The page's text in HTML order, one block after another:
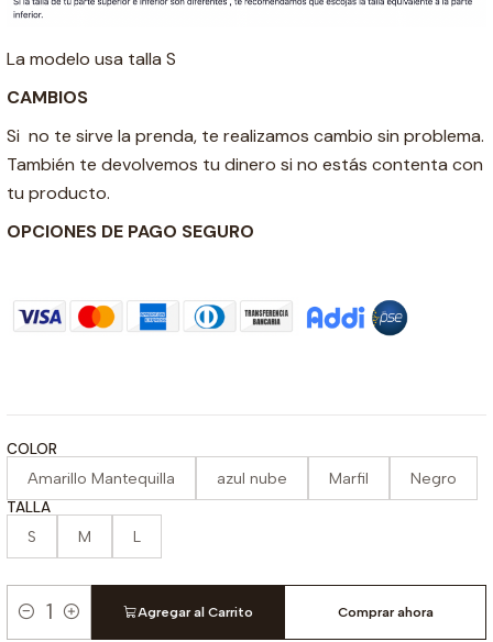
La modelo usa talla S
CAMBIOS
Si no te sirve la prenda, te realizamos cambio sin problema.
También te devolvemos tu dinero si no estás contenta con
tu producto.
OPCIONES DE PAGO SEGURO
COLOR
Amarillo Mantequilla azul nube Marfil Negro
TALLA
S M L
Cantidad
Agregar al Carrito Comprar ahora